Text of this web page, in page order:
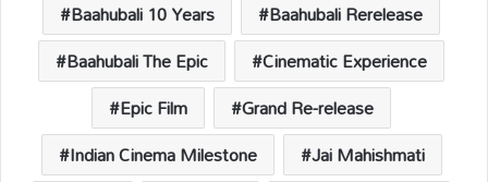
p k k
Baahubali 10 Years
Baahubali Rerelease
Baahubali The Epic
Cinematic Experience
Epic Film
Grand Re-release
Indian Cinema Milestone
Jai Mahishmati